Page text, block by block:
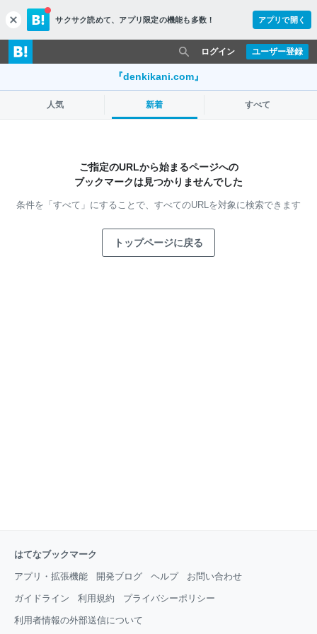
c
l
o
s
サクサク読めて、 アプリ限定の機能も多数！ アプリで開く
ユーザー登録
ログイン
『denkikani.com』
人気 新着 すべて
ご指定のURLから始まるページへの
ブックマークは見つかりませんでした
条件を「すべて」にすることで、 すべてのURLを対象に検索できます
トップページに戻る
はてなブックマーク
アプリ・拡張機能 開発ブログ ヘルプ お問い合わせ
ガイドライン 利用規約 プライバシーポリシー
利用者情報の外部送信について